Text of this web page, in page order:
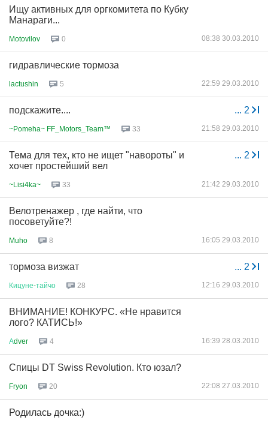
Ищу активных для оргкомитета по Кубку
Манараги...
Motovilov 0 08:38 30.03.2010
гидравлические тормоза
lactushin 5 22:59 29.03.2010
... 2
подскажите....
~Pomeha~ FF_Motors_Team™ 33 21:58 29.03.2010
... 2
Тема для тех, кто не ищет "навороты" и
хочет простейший вел
~Lisi4ka~ 33 21:42 29.03.2010
Велотренажер , где найти, что
посоветуйте?!
Muho 8 16:05 29.03.2010
... 2
тормоза визжат
Кицуне-тайчо 28 12:16 29.03.2010
ВНИМАНИЕ! КОНКУРС. «Не нравится
лого? КАТИСЬ!»
Аdver 4 16:39 28.03.2010
Спицы DT Swiss Revolution. Кто юзал?
Fryon 20 22:08 27.03.2010
Родилась дочка:)